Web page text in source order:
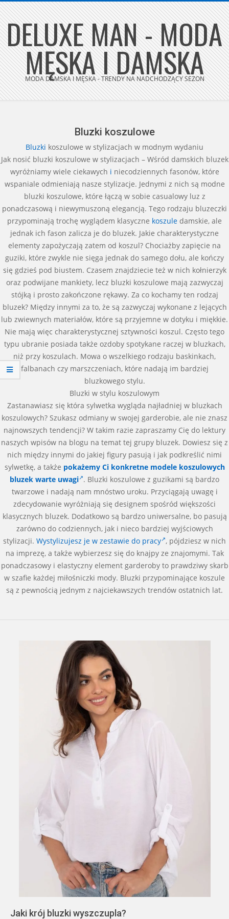
Skip
to
content
DELUXE MAN - MODA
MĘSKA I DAMSKA
MODA DAMSKA I MĘSKA - TRENDY NA NADCHODZĄCY SEZON
Bluzki koszulowe
Bluzki koszulowe w stylizacjach w modnym wydaniu
Jak nosić bluzki koszulowe w stylizacjach – Wśród damskich bluzek
wyróżniamy wiele ciekawych i niecodziennych fasonów, które
wspaniale odmieniają nasze stylizacje. Jednymi z nich są modne
bluzki koszulowe, które łączą w sobie casualowy luz z
ponadczasową i niewymuszoną elegancją. Tego rodzaju bluzeczki
przypominają trochę wyglądem klasyczne koszule damskie, ale
jednak ich fason zalicza je do bluzek. Jakie charakterystyczne
elementy zapożyczają zatem od koszul? Chociażby zapięcie na
guziki, które zwykle nie sięga jednak do samego dołu, ale kończy
się gdzieś pod biustem. Czasem znajdziecie też w nich kołnierzyk
oraz podwijane mankiety, lecz bluzki koszulowe mają zazwyczaj
stójką i prosto zakończone rękawy. Za co kochamy ten rodzaj
bluzek? Między innymi za to, że są zazwyczaj wykonane z lejących
lub zwiewnych materiałów, które są przyjemne w dotyku i miękkie.
Nie mają więc charakterystycznej sztywności koszul. Często tego
typu ubranie posiada także ozdoby spotykane raczej w bluzkach,
niż przy koszulach. Mowa o wszelkiego rodzaju baskinkach,
falbanach czy marszczeniach, które nadają im bardziej
bluzkowego stylu.
Bluzki w stylu koszulowym
Zastanawiasz się która sylwetka wygląda najładniej w bluzkach
koszulowych? Szukasz odmiany w swojej garderobie, ale nie znasz
najnowszych tendencji? W takim razie zapraszamy Cię do lektury
naszych wpisów na blogu na temat tej grupy bluzek. Dowiesz się z
nich między innymi do jakiej figury pasują i jak podkreślić nimi
sylwetkę, a także pokażemy Ci konkretne modele koszulowych
bluzek warte uwagi . Bluzki koszulowe z guzikami są bardzo
twarzowe i nadają nam mnóstwo uroku. Przyciągają uwagę i
zdecydowanie wyróżniają się designem spośród większości
klasycznych bluzek. Dodatkowo są bardzo uniwersalne, bo pasują
zarówno do codziennych, jak i nieco bardziej wyjściowych
stylizacji. Wystylizujesz je w zestawie do pracy , pójdziesz w nich
na imprezę, a także wybierzesz się do knajpy ze znajomymi. Tak
ponadczasowy i elastyczny element garderoby to prawdziwy skarb
w szafie każdej miłośniczki mody. Bluzki przypominające koszule
są z pewnością jednym z najciekawszych trendów ostatnich lat.
Jaki krój bluzki wyszczupla?